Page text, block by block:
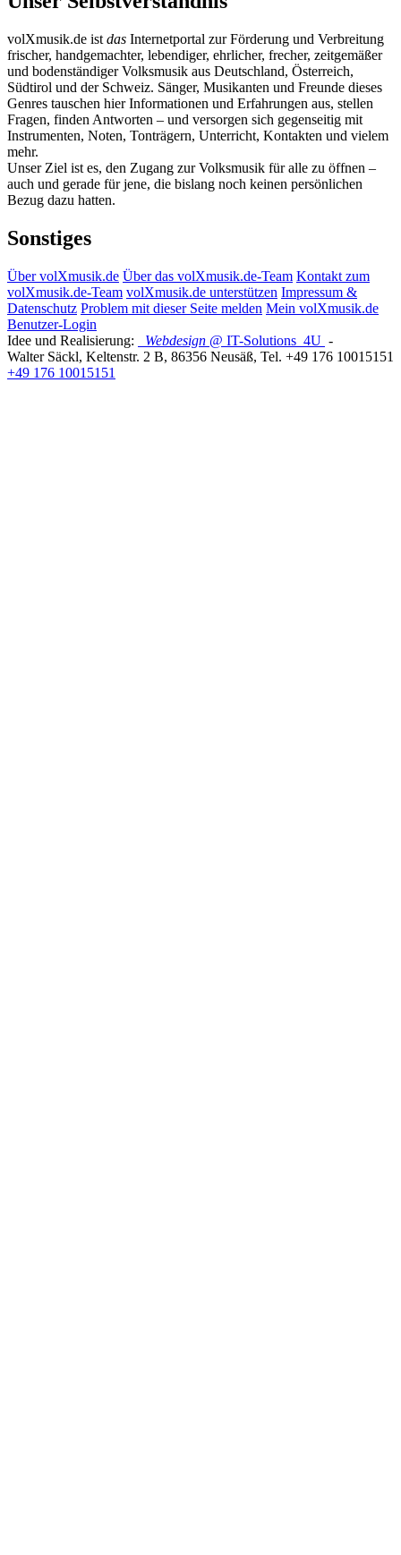
volXmusik.de ist das Internetportal zur Förderung und Verbreitung
frischer, handgemachter, lebendiger, ehrlicher, frecher, zeitgemäßer
und bodenständiger Volksmusik aus Deutschland, Österreich,
Südtirol und der Schweiz. Sänger, Musikanten und Freunde dieses
Genres tauschen hier Informationen und Erfahrungen aus, stellen
Fragen, finden Antworten – und versorgen sich gegenseitig mit
Instrumenten, Noten, Tonträgern, Unterricht, Kontakten und vielem
mehr.
Unser Ziel ist es, den Zugang zur Volksmusik für alle zu öffnen –
auch und gerade für jene, die bislang noch keinen persönlichen
Bezug dazu hatten.
Sonstiges
Über volXmusik.de Über das volXmusik.de-Team Kontakt zum
volXmusik.de-Team volXmusik.de unterstützen Impressum &
Datenschutz Problem mit dieser Seite melden Mein volXmusik.de
Benutzer-Login
Idee und Realisierung:
Webdesign @ IT-Solutions 4U -
Walter Säckl, Keltenstr. 2 B, 86356 Neusäß, Tel. +49 176 10015151
+49 176 10015151